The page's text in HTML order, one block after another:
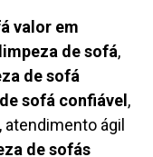
valor em
de sofá,
de sofá
sofá confiável,
, atendimento ágil
desofás